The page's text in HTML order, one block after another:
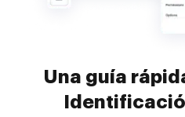
Una guía